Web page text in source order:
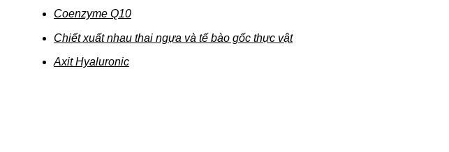
Coenzyme Q10
Chiết xuất nhau thai ngựa và tế bào gốc thực vật
Axit Hyaluronic